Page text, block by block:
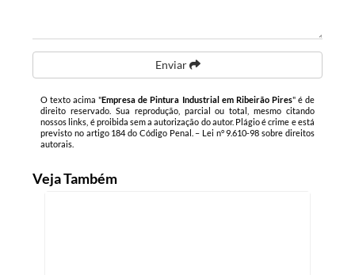
Enviar
O texto acima "Empresa de Pintura Industrial em Ribeirão Pires" é de
direito reservado. Sua reprodução, parcial ou total, mesmo citando
nossos links, é proibida sem a autorização do autor. Plágio é crime e está
previsto no artigo 184 do Código Penal. – Lei n° 9.610-98 sobre direitos
autorais
Veja Também